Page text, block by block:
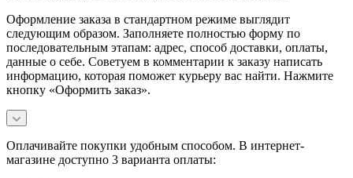
Оформление заказа в стандартном режиме выглядит
следующим образом. Заполняете полностью форму по
последовательным этапам: адрес, способ доставки, оплаты,
данные о себе. Советуем в комментарии к заказу написать
информацию, которая поможет курьеру вас найти. Нажмите
кнопку «Оформить заказ».
Оплачивайте покупки удобным способом. В интернет-
магазине доступно 3 варианта оплаты: